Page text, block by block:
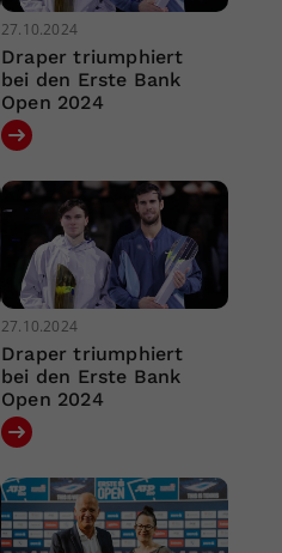
27.10.2024
Draper triumphiert
bei den Erste Bank
Open 2024
27.10.2024
Draper triumphiert
bei den Erste Bank
Open 2024